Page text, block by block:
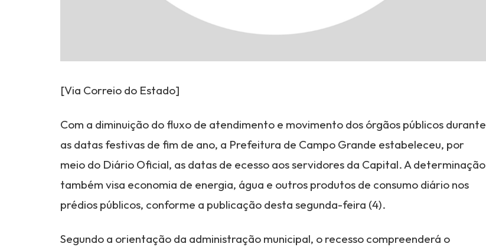
[Via Correio do Estado]
Com a diminuição do fluxo de atendimento e movimento dos órgãos públicos durante
as datas festivas de fim de ano, a Prefeitura de Campo Grande estabeleceu, por
meio do Diário Oficial, as datas de ecesso aos servidores da Capital. A determinação
também visa economia de energia, água e outros produtos de consumo diário nos
prédios públicos, conforme a publicação desta segunda-feira (4).
Segundo a orientação da administração municipal, o recesso compreenderá o